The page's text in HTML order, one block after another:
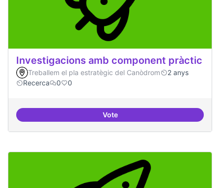
Investigacions amb component pràctic
Treballem el pla estratègic del Canòdrom
2 anys
Recerca
0 0
VoteInvestigacions amb component